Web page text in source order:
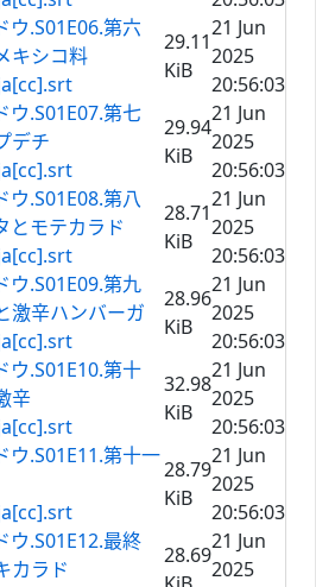
ウ.S01E06.第六
キシコ料
29.11
KiB
21 Jun
2025
20:56:03
ウ.S01E07.第七
デチ
29.94
KiB
21 Jun
2025
20:56:03
ウ.S01E08.第八
とモテカラド
28.71
KiB
21 Jun
2025
20:56:03
ウ.S01E09.第九
激辛ハンバーガ
28.96
KiB
21 Jun
2025
20:56:03
ウ.S01E10.第十
辛
32.98
KiB
21 Jun
2025
20:56:03
ウ.S01E11.第十一
28.79
KiB
21 Jun
2025
20:56:03
ウ.S01E12.最終
カラド
28.69
21 Jun
2025